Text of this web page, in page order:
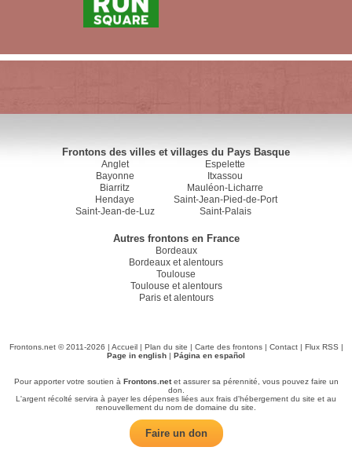
Frontons des villes et villages du Pays Basque
Anglet
Bayonne
Biarritz
Hendaye
Saint-Jean-de-Luz
Espelette
Itxassou
Mauléon-Licharre
Saint-Jean-Pied-de-Port
Saint-Palais
Autres frontons en France
Bordeaux
Bordeaux et alentours
Toulouse
Toulouse et alentours
Paris et alentours
Frontons.net © 2011-2026 | Accueil| Plan du site | Carte des frontons| Contact| Flux RSS |
Page in english | Página en español
Pour apporter votre soutien à Frontons.netet assurer sa pérennité, vous pouvez faire un
don.
L'argent récolté servira à payer les dépenses liées aux frais d'hébergement du site et au
renouvellement du nom de domaine du site.
Faire un don